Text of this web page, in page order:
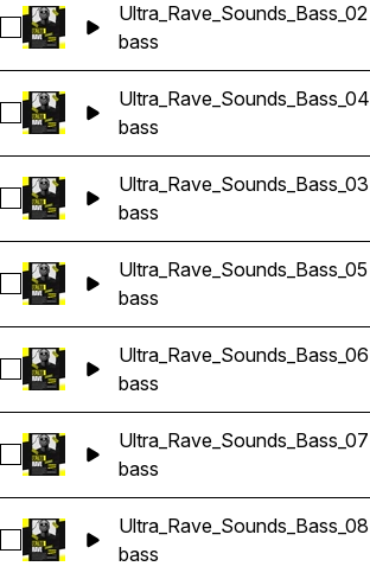
Sélectionnez Ultra_Rave_Sounds_Bass_02
Ultra_Rave_Sounds_Bass_02
bass
Sélectionnez Ultra_Rave_Sounds_Bass_04
Ultra_Rave_Sounds_Bass_04
bass
Sélectionnez Ultra_Rave_Sounds_Bass_03
Ultra_Rave_Sounds_Bass_03
bass
Sélectionnez Ultra_Rave_Sounds_Bass_05
Ultra_Rave_Sounds_Bass_05
bass
Sélectionnez Ultra_Rave_Sounds_Bass_06
Ultra_Rave_Sounds_Bass_06
bass
Sélectionnez Ultra_Rave_Sounds_Bass_07
Ultra_Rave_Sounds_Bass_07
bass
Sélectionnez Ultra_Rave_Sounds_Bass_08
Ultra_Rave_Sounds_Bass_08
bass